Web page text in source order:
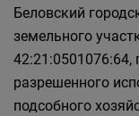
Беловский
земельного
42:21:0501076:64,
разрешенного
подсобного